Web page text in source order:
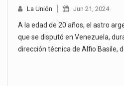
La Unión Jun 21, 2024
A la edad de 20 años, el astro
que se disputó en Venezuela,
dirección técnica de Alfio Basile,